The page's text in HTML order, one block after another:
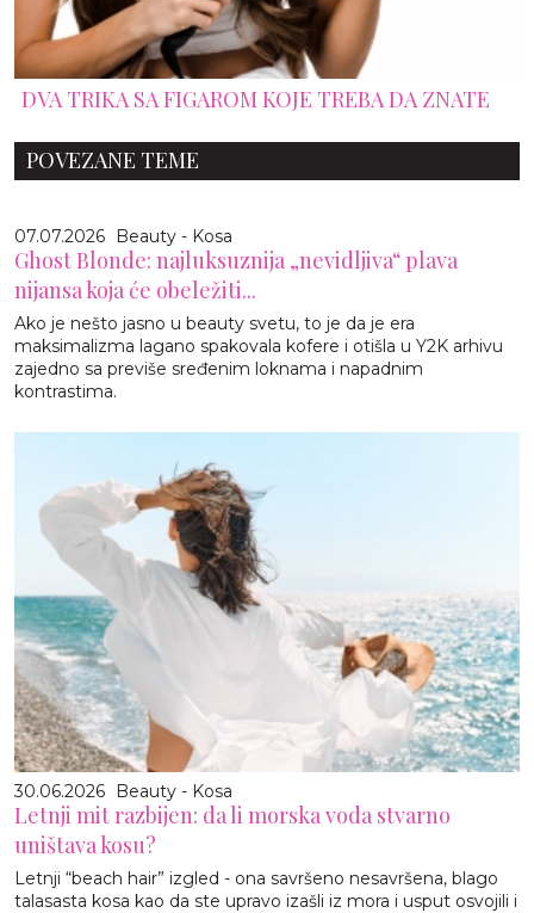
DVA TRIKA SA FIGAROM KOJE TREBA DA ZNATE
POVEZANE TEME
07.07.2026 Beauty - Kosa
Ghost Blonde: najluksuznija „nevidljiva“ plava
nijansa koja će obeležiti...
Ako je nešto jasno u beauty svetu, to je da je era
maksimalizma lagano spakovala kofere i otišla u Y2K arhivu
zajedno sa previše sređenim loknama i napadnim
kontrastima.
30.06.2026 Beauty - Kosa
Letnji mit razbijen: da li morska voda stvarno
uništava kosu?
Letnji “beach hair” izgled - ona savršeno nesavršena, blago
talasasta kosa kao da ste upravo izašli iz mora i usput osvojili i